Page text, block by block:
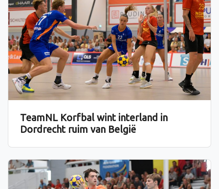
TeamNL Korfbal wint interland in
Dordrecht ruim van België